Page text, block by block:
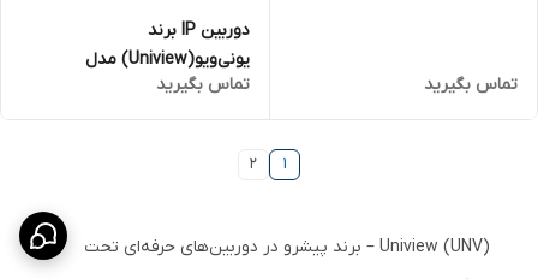
تماس بگیرید
دوربین IP برند
یونی‌ویو(Uniview) مدل
مگاپیکسل
تماس بگیرید
1
2
Uniview (UNV) – برند پیشرو در دوربین‌های حرفه‌ای تحت